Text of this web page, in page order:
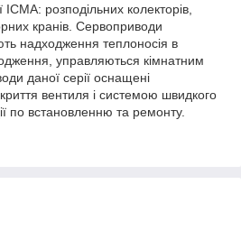
ICMA: розподільних колекторів,
кранів. Сервоприводи
надходження теплоносія в
управляються кімнатним
даної серії оснащені
вентиля і системою швидкого
по встановленню та ремонту.